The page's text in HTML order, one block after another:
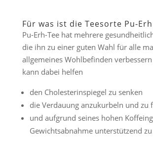
Für was ist die Teesorte Pu-
Pu-Erh-Tee hat mehrere
die ihn zu einer guten Wahl für alle
allgemeines Wohlbefinden
kann dabei helfen
den Cholesterinspiegel zu senken
die Verdauung anzukurbeln und zu
und aufgrund seines hohen
Gewichtsabnahme unterstützend